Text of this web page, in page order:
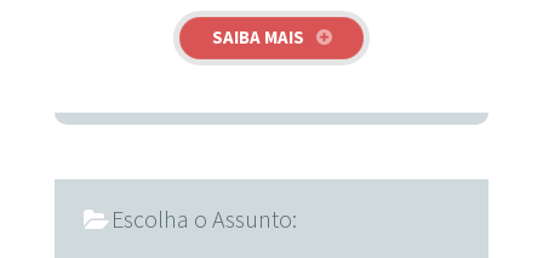
SAIBA MAIS
Escolha o Assunto: